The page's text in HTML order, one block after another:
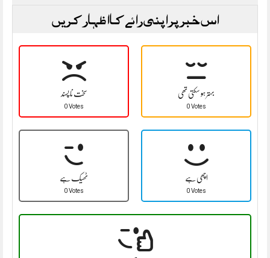
اس خبر پر اپنی رائے کا اظہار کریں
سخت نا پسند
0 Votes
بہتر ہو سکتی تھی
0 Votes
ٹھیک ہے
0 Votes
اچھی ہے
0 Votes